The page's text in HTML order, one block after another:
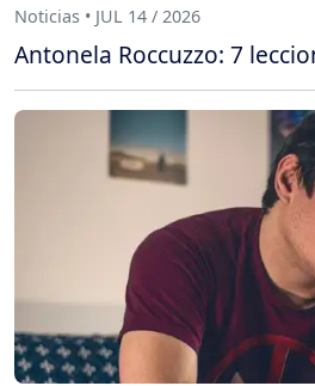
Noticias • JUL 14 / 2026
Antonela Roccuzzo: 7